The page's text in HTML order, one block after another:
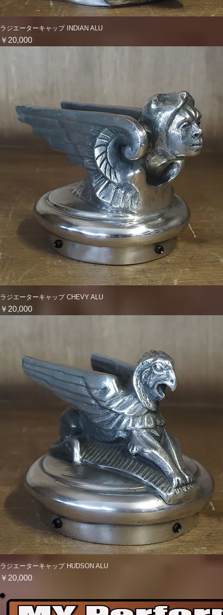
クイックビュー
ラジエーターキャップ INDIAN ALU
価格
￥20,000
クイックビュー
ラジエーターキャップ CHEVY ALU
価格
￥20,000
クイックビュー
ラジエーターキャップ HUDSON ALU
価格
￥20,000